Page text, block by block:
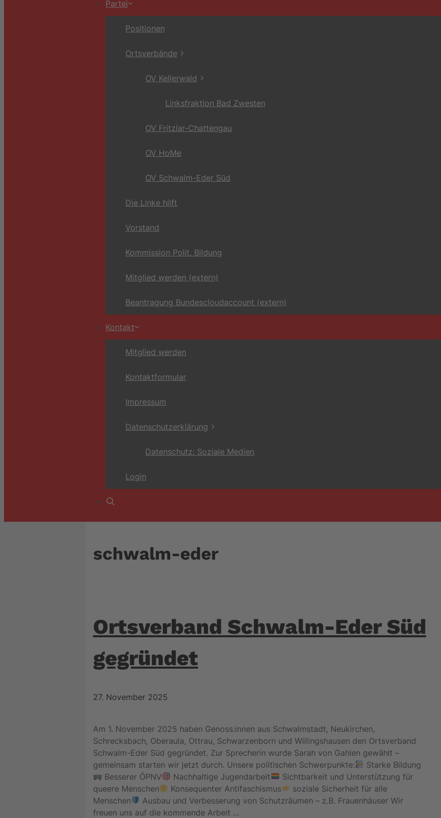
Partei
Positionen
Ortsverbände
OV Kellerwald
Linksfraktion Bad Zwesten
OV Fritzlar-Chattengau
OV HoMe
OV Schwalm-Eder Süd
Die Linke hilft
Vorstand
Kommission Polit. Bildung
Mitglied werden (extern)
Beantragung Bundescloudaccount (extern)
Kontakt
Mitglied werden
Kontaktformular
Impressum
Datenschutzerklärung
Datenschutz: Soziale Medien
Login
schwalm-eder
Ortsverband Schwalm-Eder Süd
gegründet
27. November 2025
Am 1. November 2025 haben Genoss:innen aus Schwalmstadt, Neukirchen,
Schrecksbach, Oberaula, Ottrau, Schwarzenborn und Willingshausen den Ortsverband
Schwalm-Eder Süd gegründet. Zur Sprecherin wurde Sarah von Gahlen gewählt –
gemeinsam starten wir jetzt durch. Unsere politischen Schwerpunkte:
Starke Bildung
Besserer ÖPNV
Nachhaltige Jugendarbeit
Sichtbarkeit und Unterstützung für
queere Menschen
Konsequenter Antifaschismus
soziale Sicherheit für alle
Menschen
Ausbau und Verbesserung von Schutzräumen – z.B. Frauenhäuser Wir
freuen uns auf die kommende Arbeit …